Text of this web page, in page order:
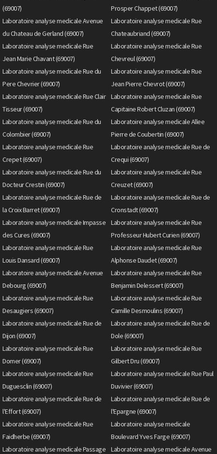
(69007)
Prosper Chappet (69007)
Laboratoire analyse medicale Avenue
du Chateau de Gerland (69007)
Laboratoire analyse medicale Rue
Chateaubriand (69007)
Laboratoire analyse medicale Rue
Jean Marie Chavant (69007)
Laboratoire analyse medicale Rue
Chevreul (69007)
Laboratoire analyse medicale Rue du
Pere Chevrier (69007)
Laboratoire analyse medicale Rue
Jean Pierre Chevrot (69007)
Laboratoire analyse medicale Rue Clair
Tisseur (69007)
Laboratoire analyse medicale Rue
Capitaine Robert Cluzan (69007)
Laboratoire analyse medicale Rue du
Colombier (69007)
Laboratoire analyse medicale Allee
Pierre de Coubertin (69007)
Laboratoire analyse medicale Rue
Crepet (69007)
Laboratoire analyse medicale Rue de
Crequi (69007)
Laboratoire analyse medicale Rue du
Docteur Crestin (69007)
Laboratoire analyse medicale Rue
Creuzet (69007)
Laboratoire analyse medicale Rue de
la Croix Barret (69007)
Laboratoire analyse medicale Rue de
Cronstadt (69007)
Laboratoire analyse medicale Impasse
des Cures (69007)
Laboratoire analyse medicale Rue
Professeur Hubert Curien (69007)
Laboratoire analyse medicale Rue
Louis Dansard (69007)
Laboratoire analyse medicale Rue
Alphonse Daudet (69007)
Laboratoire analyse medicale Avenue
Debourg (69007)
Laboratoire analyse medicale Rue
Benjamin Delessert (69007)
Laboratoire analyse medicale Rue
Desaugiers (69007)
Laboratoire analyse medicale Rue
Camille Desmoulins (69007)
Laboratoire analyse medicale Rue de
Dijon (69007)
Laboratoire analyse medicale Rue de
Dole (69007)
Laboratoire analyse medicale Rue
Domer (69007)
Laboratoire analyse medicale Rue
Gilbert Dru (69007)
Laboratoire analyse medicale Rue
Duguesclin (69007)
Laboratoire analyse medicale Rue Paul
Duvivier (69007)
Laboratoire analyse medicale Rue de
l'Effort (69007)
Laboratoire analyse medicale Rue de
l'Epargne (69007)
Laboratoire analyse medicale Rue
Faidherbe (69007)
Laboratoire analyse medicale
Boulevard Yves Farge (69007)
Laboratoire analyse medicale Passage
Laboratoire analyse medicale Avenue